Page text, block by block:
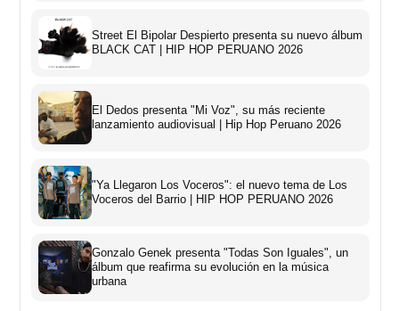
Street El Bipolar Despierto presenta su nuevo álbum
BLACK CAT | HIP HOP PERUANO 2026
El Dedos presenta "Mi Voz", su más reciente
lanzamiento audiovisual | Hip Hop Peruano 2026
"Ya Llegaron Los Voceros": el nuevo tema de Los
Voceros del Barrio | HIP HOP PERUANO 2026
Gonzalo Genek presenta "Todas Son Iguales", un
álbum que reafirma su evolución en la música
urbana